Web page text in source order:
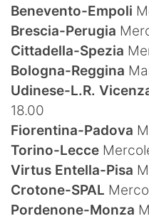
News
Turismo
Eventi
Benevento-Empoli
Brescia-Perugia
Cittadella-Spezia
Bologna-Reggina
Udinese-L.R.
18.00
Fiorentina-Padova
Torino-Lecce
Virtus Entella-Pisa
Crotone-SPAL
Pordenone-Monza